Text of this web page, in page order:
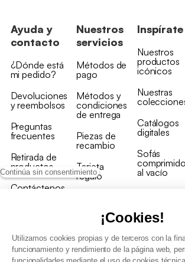
Continúa sin consentimiento
¡Cookies!
Utilizamos cookies propias y de terceros con la
funcionamiento y rendimiento de la página web,
Ayuda y
contacto
¿Dónde está
mi pedido?
Devoluciones
y reembolsos
Preguntas
frecuentes
Retirada de
productos
Contáctenos
Nuestros
servicios
Métodos de
pago
Métodos y
condiciones
de entrega
Piezas de
recambio
Tarjeta
regalo
Inspírate
Nuestros
productos
icónicos
Nuestras
Catálogos
digitales
Sofás
al vacío